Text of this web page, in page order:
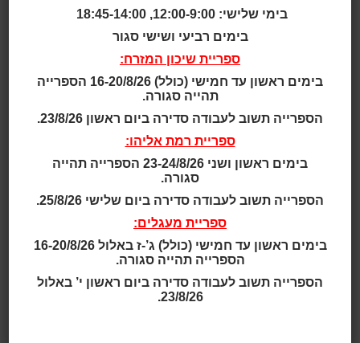
מהפעילים הבולטים בתנועה לזכויות האזרח. כשקוראים
את האוטוביוגרפיה שלה, "ידעתי למה הציפור הכלואה
אבל – למרות שהמחברת היא פעילה פוליטית – הספר הזה
הוא לא מניפסט שטחי. סיפור חייה של אנג'לו הוא מרתק,
לעתים כואב מאוד, תמיד מלא באור של אופטימיות. וגם
בפרקים שבהם הספר 'פחות עלילתי', האבחנות בו הן
ומזכירות דיונים ממקומות אחרים ומזמנים אחרים, כמו:
"צורכי החברה הכתיבו את האתיקה שלה, ובגטאות
הגיבור הוא האיש שמוצעים לו הפירורים... אבל בעזרת
תושייה ואומץ הוא מצליח לערוך לעצמו משתה מלכים.
לפיכך
השוער שגר בחדר אחד אבל מתהדר בקדילאק תכולה
מבריקה, אינו מעורר צחוק אלא הערצה... כל הישג יחיד מזין
בימי שלישי: 12:00-9:00, 18:45-14:00
בימים רביעי ושישי סגור
ספריית שיכון המזרח:
בימים ראשון עד חמישי (כולל) 16-20/8/26 הספרייה
תהייה סגורה.
הספרייה תשוב לעבודה סדירה ביום ראשון 23/8/26.
ספריית רמת אליהו:
בימים ראשון ושני 23-24/8/26 הספרייה תהייה
סגורה.
הספרייה תשוב לעבודה סדירה ביום שלישי 25/8/26.
ספריית מעגלים:
בימים ראשון עד חמישי (כולל) ג’-ז באלול 16-20/8/26
הספרייה תהייה סגורה.
הספרייה תשוב לעבודה סדירה ביום ראשון י’ באלול
23/8/26.